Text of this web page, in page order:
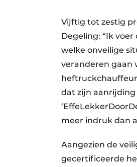
Vijftig tot zestig
Degeling: “Ik
welke onveilige
veranderen gaan
dat zijn
meer indruk dan
Aangezien de
gecertificeerde